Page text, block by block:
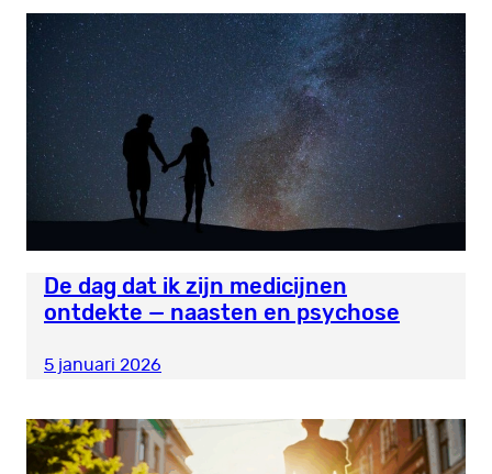
De dag dat ik zijn medicijnen
ontdekte — naasten en psychose
5 januari 2026